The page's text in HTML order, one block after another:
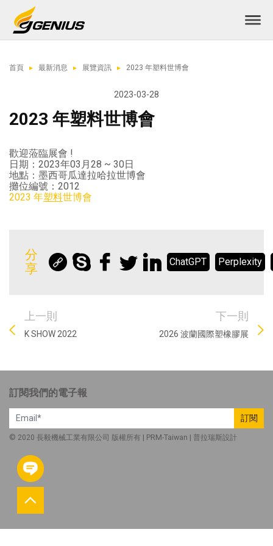
首頁 最新消息 展覽資訊 2023 年塑料世博會
2023-03-28
2023 年塑料世博會
歡迎蒞臨展會 !
日期：2023年03月28 ~ 30日
地點：墨西哥瓜達拉哈拉世博會
攤位編號：2012
2023 年塑料世博會
分
享
ChatGPT Perplexity
上一則
K SHOW 2022
下一則
2026 波蘭國際塑橡膠展
訂閱我們的電子報
訂閱
© 2020 長毅機械工業有限公司 版權所有 | PRM-Taiwan | 普拉瑞斯設計